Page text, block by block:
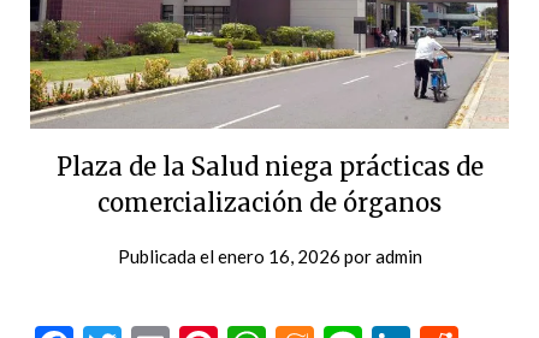
Plaza de la Salud niega prácticas de
comercialización de órganos
Publicada elenero 16, 2026 poradmin